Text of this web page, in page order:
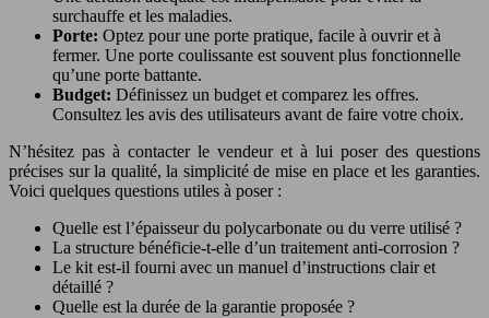
surchauffe et les maladies.
Porte: Optez pour une porte pratique, facile à ouvrir et à
fermer. Une porte coulissante est souvent plus fonctionnelle
qu’une porte battante.
Budget: Définissez un budget et comparez les offres.
Consultez les avis des utilisateurs avant de faire votre choix.
N’hésitez pas à contacter le vendeur et à lui poser des questions
précises sur la qualité, la simplicité de mise en place et les garanties.
Voici quelques questions utiles à poser :
Quelle est l’épaisseur du polycarbonate ou du verre utilisé ?
La structure bénéficie-t-elle d’un traitement anti-corrosion ?
Le kit est-il fourni avec un manuel d’instructions clair et
détaillé ?
Quelle est la durée de la garantie proposée ?